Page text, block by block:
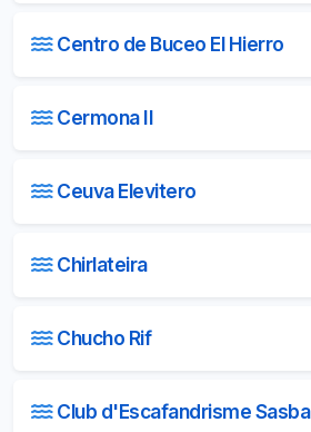
Centro de Buceo El Hierro
Cermona II
Ceuva Elevitero
Chirlateira
Chucho Rif
Club d'Escafandrisme Sasba